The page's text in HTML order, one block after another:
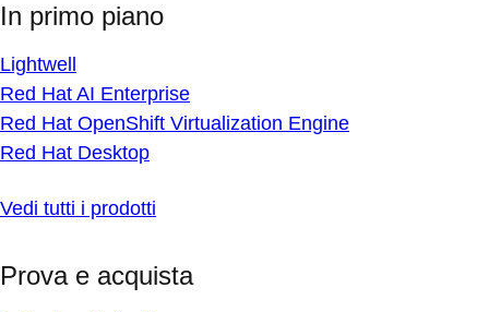
In primo piano
Lightwell
Red Hat AI Enterprise
Red Hat OpenShift Virtualization Engine
Red Hat Desktop
Vedi tutti i prodotti
Prova e acquista